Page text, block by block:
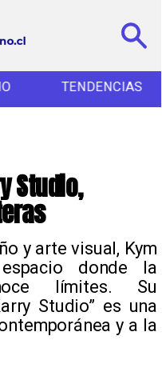
TENDENCIAS
Studio,
y arte visual, Kym
donde la
límites. Su
Studio” es una
y a la